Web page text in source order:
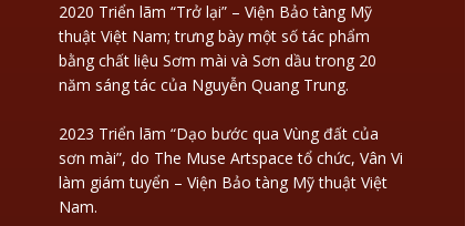
2020 Triển lãm “Trở lại” – Viện Bảo tàng Mỹ
thuật Việt Nam; trưng bày một số tác phẩm
bằng chất liệu Sơm mài và Sơn dầu trong 20
năm sáng tác của Nguyễn Quang Trung.
2023 Triển lãm “Dạo bước qua Vùng đất của
sơn mài”, do The Muse Artspace tổ chức, Vân Vi
làm giám tuyển – Viện Bảo tàng Mỹ thuật Việt
Nam.